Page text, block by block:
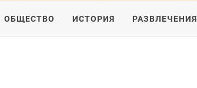
ОБЩЕСТВО ИСТОРИЯ РАЗВЛЕЧЕНИЯ